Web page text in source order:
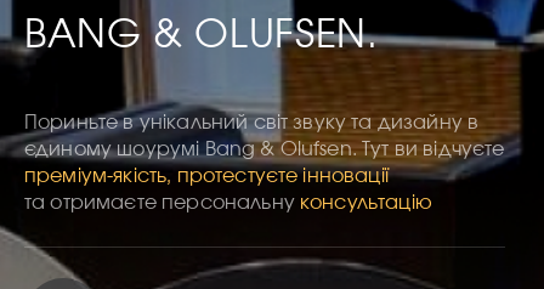
BANG & OLUFSEN.
Пориньте в унікальний світ звуку та дизайну в
єдиному шоурумі Bang & Olufsen. Тут ви відчуєте
преміум-якість, протестуєте інновації
та отримаєте персональну консультацію